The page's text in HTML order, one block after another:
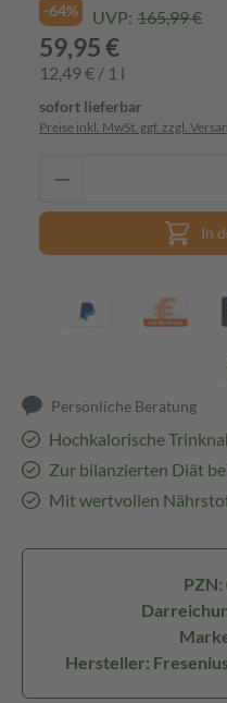
-64% UVP: 165,99 €
59,95 €
12,49 € / 1 l
sofort lieferbar
Preise inkl. MwSt. ggf. zzgl.
In
Persönliche Beratung
Hochkalorische
Zur bilanzierten Diät
Mit wertvollen
Hersteller: